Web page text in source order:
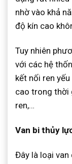
nhờ vào khả
độ kín cao
Tuy nhiên
với các hệ
kết nối ren
cao trong thời
ren,…
Van bi thủy
Đây là loại